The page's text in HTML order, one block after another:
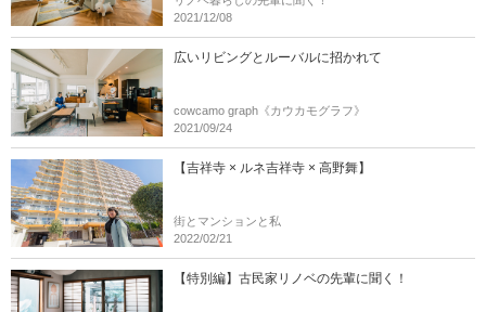
2021/12/08
広いリビングとルーバルに招かれて
cowcamo graph《カウカモグラフ》
2021/09/24
【吉祥寺 × ルネ吉祥寺 × 高野舞】
街とマンションと私
2022/02/21
【特別編】古民家リノベの先輩に聞く！